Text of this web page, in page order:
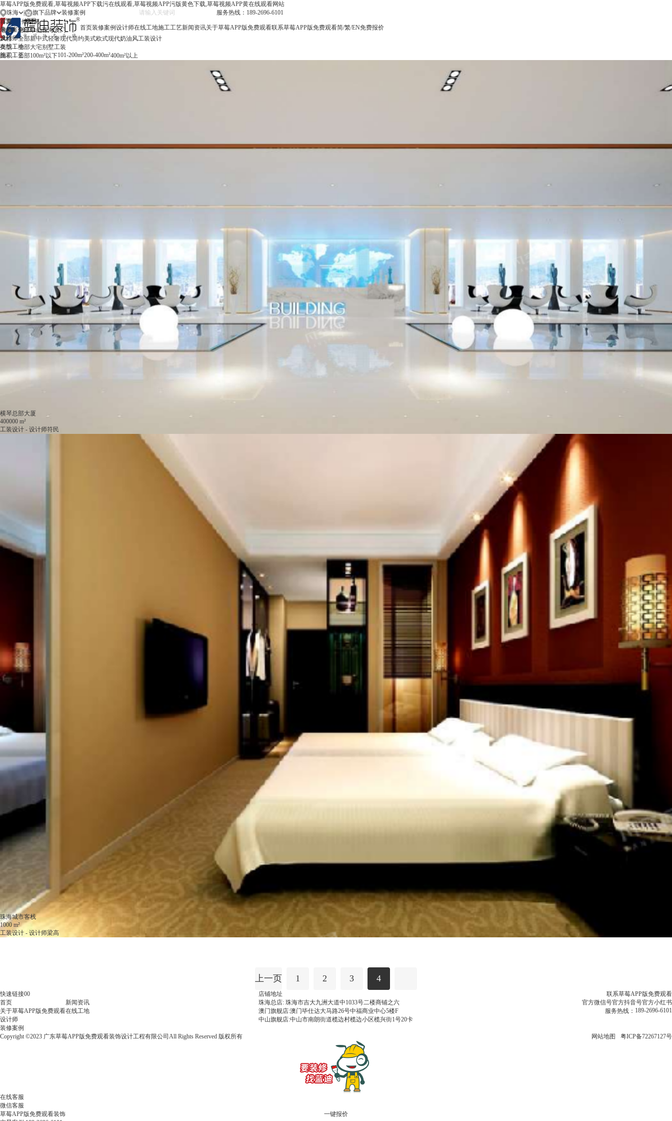
草莓APP版免费观看,草莓视频APP下载污在线观看,草莓视频APP污版黄色下载,草莓视频APP黄在线观看网站
珠海
珠海
中山
澳门
旗下品牌
境思
服务热线： 189-2696-6101
首页装修案例设计师在线工地施工工艺新闻资讯关于草莓APP版免费观看联系草莓APP版免费观看简/繁/EN免费报价
首页
装修案例
设计师
在线工地
施工工艺
旗下品牌
真实落地服务案例
品质是草莓APP版免费观看的生命
首页
装修案例
地域：全部中山珠海澳门
风格：全部新中式轻奢现代简约美式欧式现代奶油风工装设计
类型：全部大宅别墅工装
面积：全部100m²以下101-200m²200-400m²400m²以上
凯歌连锁cktv
600 m²
工装设计 - 设计师陆继伟
横琴总部大厦
400000 m²
工装设计 - 设计师符民
横琴湿地公园展厅
500 m²
工装设计 - 设计师
珠海城市客栈
1000 m²
工装设计 - 设计师梁高
上一页 1 2 3 4
快速链接00
首页
关于草莓APP版免费观看
设计师
装修案例
新闻资讯
在线工地
店铺地址
珠海总店: 珠海市吉大九洲大道中1033号二楼商铺之六
澳门旗舰店:澳门毕仕达大马路26号中福商业中心5楼F
中山旗舰店:中山市南朗街道榄边村榄边小区榄兴街1号20卡
联系草莓APP版免费观看
官方微信号官方抖音号官方小红书
服务热线： 189-2696-6101
Copyright ©2023 广东草莓APP版免费观看装饰设计工程有限公司All Rights Reserved 版权所有 网站地图 粤ICP备72267127号
在线客服
微信客服
草莓APP版免费观看装饰
一键报价